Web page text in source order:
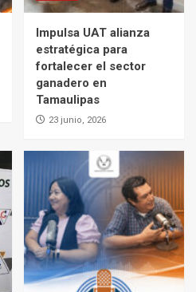
Impulsa UAT alianza
estratégica para
fortalecer el sector
ganadero en
Tamaulipas
23 junio, 2026